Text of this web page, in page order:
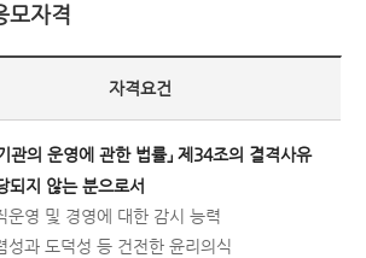
모자격
자격요건
관의 운영에 관한 법률」 제34조의 결격사유
되지 않는 분으로서
운영 및 경영에 대한 감시 능력
성과 도덕성 등 건전한 윤리의식